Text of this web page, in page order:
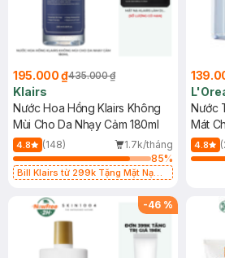
195.000 ₫435.000 ₫
Klairs
Nước Hoa Hồng Klairs Không
Mùi Cho Da Nhạy Cảm 180ml
4.8 (148)
1.7k/tháng
85%
Bill Klairs từ 299k Tặng Mặt Nạ
25ml (SL Có Hạn)
Nước
Mát
400ml
4.8
-46 %